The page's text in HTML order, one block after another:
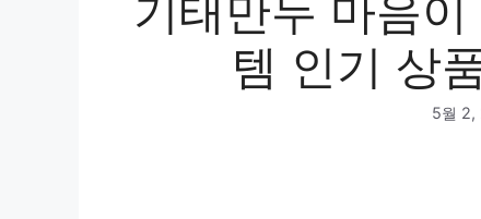
기태만두 마음
템 인기 상
5월 2,